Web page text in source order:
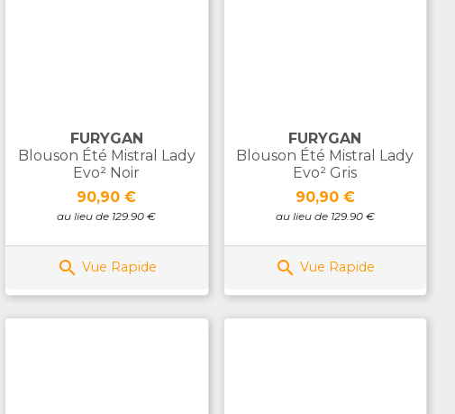
FURYGAN
Blouson Été Mistral Lady
Evo² Noir
Prix
90,90 €
au lieu de 129.90 €
 Vue Rapide
FURYGAN
Blouson Été Mistral Lady
Evo² Gris
Prix
90,90 €
au lieu de 129.90 €
 Vue Rapide